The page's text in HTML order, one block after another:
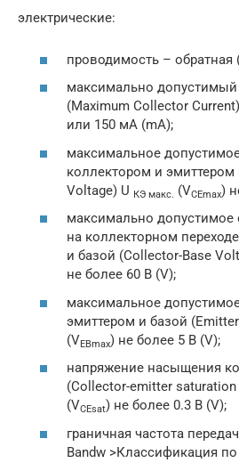
электрические:
проводимость – обратная
максимально
(Maximum Collector
или 150 мА (mA);
максимальное
коллектором и
Voltage) U КЭ макс. (VCEmax)
максимально
на коллекторном
и базой (Collector-Base
не более 60 В (V);
максимальное
эмиттером и базой
(VЕВmax) не более 5 В (V);
напряжение насыщения
(Collector-emitter saturation
(VCEsat) не более 0.3 В (V);
граничная частота
Bandw >Классификация по